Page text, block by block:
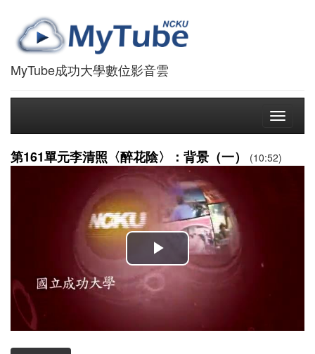
MyTube成功大學數位影音雲
Toggle
第161單元李清照〈醉花陰〉：背景（一） (10:52)
播
放
影